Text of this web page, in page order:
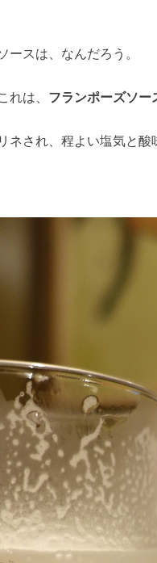
ースは、なんだろう。
れは、 フランポーズソー
ネされ、程よい塩気と酸